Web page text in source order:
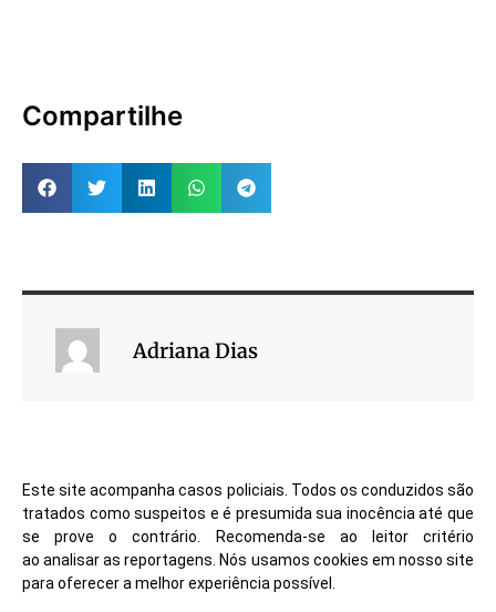
Compartilhe
Adriana Dias
Este site acompanha casos policiais. Todos os conduzidos são
tratados como suspeitos e é presumida sua inocência até que
se prove o contrário. Recomenda-se ao leitor critério
ao analisar as reportagens. Nós usamos cookies em nosso site
para oferecer a melhor experiência possível.